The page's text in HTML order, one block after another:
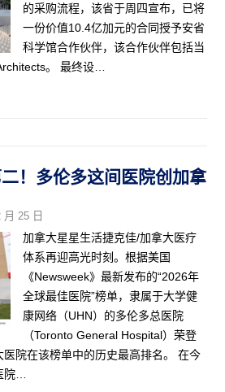
的采购流程，该省于周四宣布，已将
一份价值10.4亿加元的合同授予安省
科学馆合作伙伴，该合作伙伴包括当
。 最终设…
二！多伦多这间医院创加拿
月 25 日
加拿大星星生活捷克佳/加拿大医疗
体系再迎高光时刻。根据美国
《Newsweek》最新发布的“2026年
全球最佳医院”榜单，隶属于大学健
康网络（UHN）的多伦多总医院
（Toronto General Hospital）荣登
院在该榜单中的历史最高排名。 在今
院…